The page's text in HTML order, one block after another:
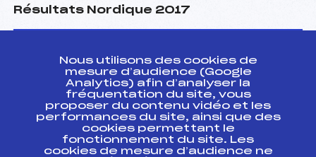
Résultats Nordique 2017
OLYF0034
29 Octobre M.
Start en Libre pour
U 12 à Sen
FFS
BNAF0142.FFS
SAMSE BIATHLON
SUMMER TOUR FFS
U16
FFS
Nous utilisons des cookies de
mesure d’audience (Google
Analytics) afin d’analyser la
fréquentation du site, vous
proposer du contenu vidéo et les
performances du site, ainsi que des
cookies permettant le
fonctionnement du site. Les
cookies de mesure d’audience ne